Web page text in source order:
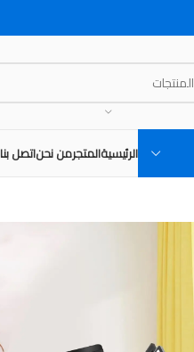
الرئيسيةالمتجرمن نحناتصل بنا